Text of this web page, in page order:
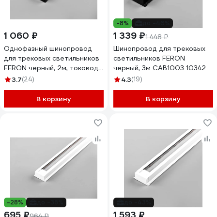
1 060 ₽
Однофазный шинопровод
для трековых светильников
FERON черный, 2м, токовод,
заглушка, крепление
3.7(24)
В корзину
-8%
1 339 ₽1 448 ₽
Шинопровод для трековых
светильников FERON
черный, 3м CAB1003 10342
4.3(19)
В корзину
-28%